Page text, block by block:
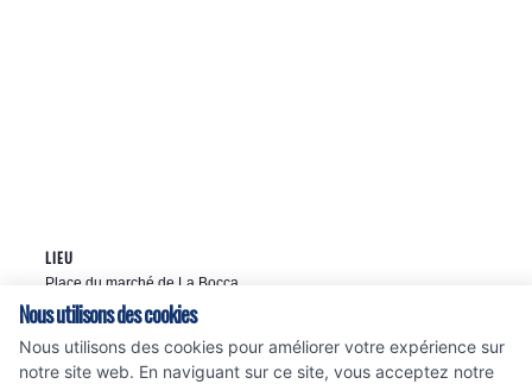
LIEU
Place du marché de La Bocca
78 Av. Francis Tonner
cannes La Bocca
06150 + Google Map
Nous utilisons des cookies
Nous utilisons des cookies pour améliorer votre expérience sur
notre site web. En naviguant sur ce site, vous acceptez notre